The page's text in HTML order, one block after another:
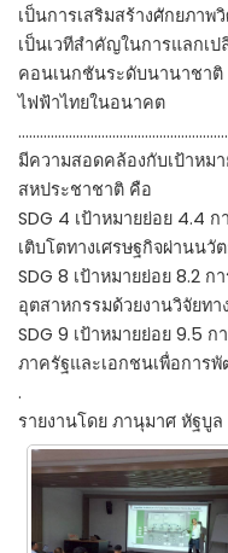
เป็นการเสริมสร้างศักยภา
เป็นเวทีสำคัญในการแลกเ
คอนเนกชันระดับนานาชาติ
ไฟฟ้าไทยในอนาคต
มีความสอดคล้องกับเป้าหม
สหประชาชาติ คือ
SDG 4 เป้าหมายย่อย 4.4
เติบโตทางเศรษฐกิจผ่านนวั
SDG 8 เป้าหมายย่อย 8.2
อุตสาหกรรมด้วยงานวิจัยทา
SDG 9 เป้าหมายย่อย 9.5
ภาครัฐและเอกชนเพื่อการ
.
รายงานโดย ภานุมาศ หัฐบูล